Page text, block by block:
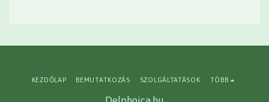
KEZDŐLAP BEMUTATKOZÁS SZOLGÁLTATÁSOK TÖBB